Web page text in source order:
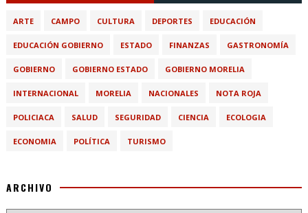
ARTE CAMPO CULTURA DEPORTES EDUCACIÓN
EDUCACIÓN GOBIERNO ESTADO FINANZAS GASTRONOMÍA
GOBIERNO GOBIERNO ESTADO GOBIERNO MORELIA
INTERNACIONAL MORELIA NACIONALES NOTA ROJA
POLICIACA SALUD SEGURIDAD CIENCIA ECOLOGIA
ECONOMIA POLÍTICA TURISMO
ARCHIVO